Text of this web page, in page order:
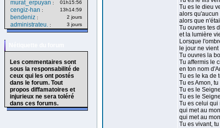
murat_erpuyan : 01h15:56
cengiz-han : 13h14:59
bendeniz : 2 jours
administrateu. : 3 jours
Les commentaires sont
sous la responsabilité de
ceux qui les ont postés
dans le forum. Tout
propos diffamatoires et
injurieux ne sera toléré
dans ces forums.
Tu es le dieu
alors qu'aucun
alors que
Tu ouvres tes
et la lumière
Lorsque
le jour ne
Tu ouvres la
Tu affermis le
en ton nom
Tu es le ka de
Tu es Amon,
Tu es le
Tu es le
Tu es celui qui
qui met au
qui met au
Tu es vivant,